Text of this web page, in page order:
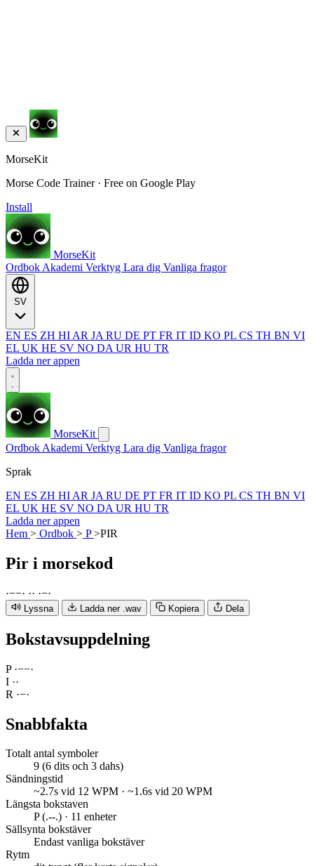
MorseKit
Morse Code Trainer · Free on Google Play
Install
MorseKit
Ordbok Akademi Verktyg Lara dig Vanliga fragor
EN ES ZH HI AR JA RU DE PT FR IT ID KO PL CS TH BN VI
EL UK HE SV NO DA UR HU TR
Ladda ner appen
MorseKit
Ordbok Akademi Verktyg Lara dig Vanliga fragor
Sprak
EN ES ZH HI AR JA RU DE PT FR IT ID KO PL CS TH BN VI
EL UK HE SV NO DA UR HU TR
Ladda ner appen
Hem > Ordbok > P>PIR
Pir i morsekod
·−−· ·· ·−·
Lyssna Ladda ner .wav Kopiera Dela
Bokstavsuppdelning
P ·−−·
I ··
R ·−·
Snabbfakta
Totalt antal symboler
9 (6 dits och 3 dahs)
Sändningstid
~2.7s vid 12 WPM · ~1.6s vid 20 WPM
Längsta bokstaven
P (.--.) · 11 enheter
Sällsynta bokstäver
Endast vanliga bokstäver
Rytm